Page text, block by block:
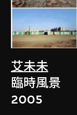
艾未未
臨時風景
2005